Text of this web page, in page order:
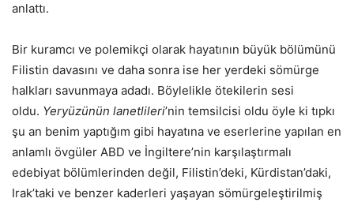
anlattı.
Bir kuramcı ve polemikçi olarak hayatının büyük bölümünü
Filistin davasını ve daha sonra ise her yerdeki sömürge
halkları savunmaya adadı. Böylelikle ötekilerin sesi
oldu. Yeryüzünün lanetlileri’nin temsilcisi oldu öyle ki tıpkı
şu an benim yaptığım gibi hayatına ve eserlerine yapılan en
anlamlı övgüler ABD ve İngiltere’nin karşılaştırmalı
edebiyat bölümlerinden değil, Filistin’deki, Kürdistan’daki,
Irak’taki ve benzer kaderleri yaşayan sömürgeleştirilmiş